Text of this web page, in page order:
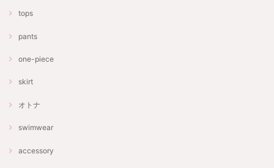
tops
pants
one-piece
skirt
オトナ
swimwear
accessory